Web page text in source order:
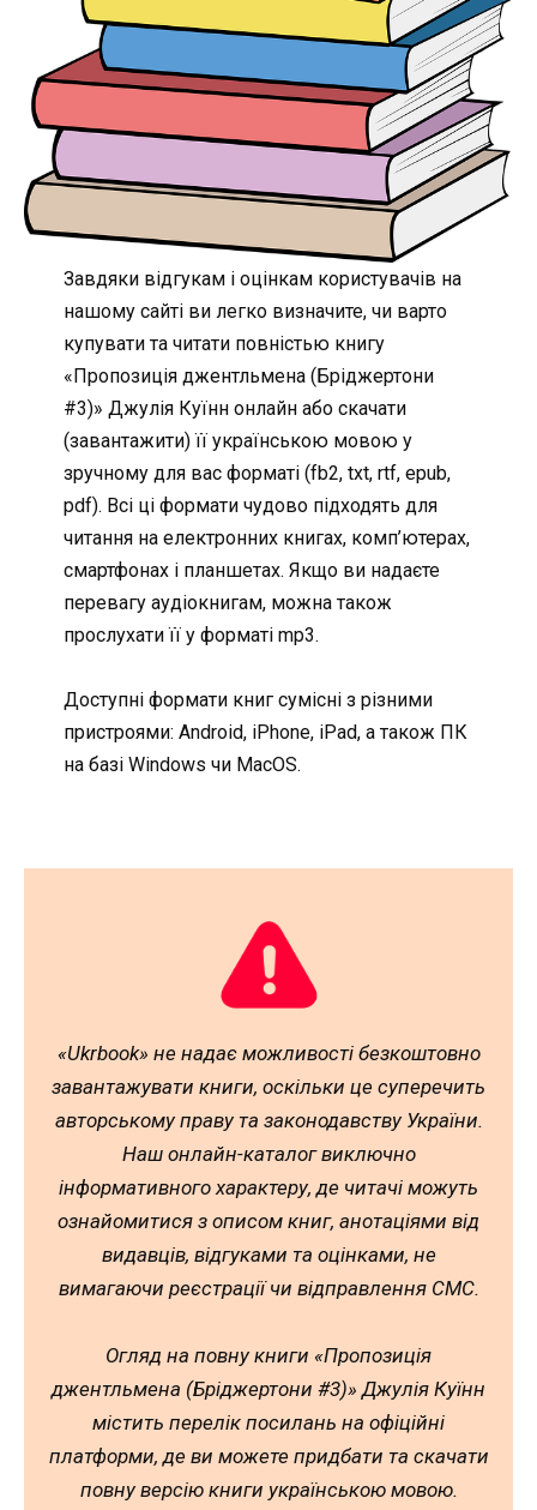
Завдяки відгукам і оцінкам користувачів на
нашому сайті ви легко визначите, чи варто
купувати та читати повністью книгу
«Пропозиція джентльмена (Бріджертони
#3)» Джулія Куїнн онлайн або скачати
(завантажити) її українською мовою у
зручному для вас форматі (fb2, txt, rtf, epub,
pdf). Всі ці формати чудово підходять для
читання на електронних книгах, комп’ютерах,
смартфонах і планшетах. Якщо ви надаєте
перевагу аудіокнигам, можна також
прослухати її у форматі mp3.
Доступні формати книг сумісні з різними
пристроями: Android, iPhone, iPad, а також ПК
на базі Windows чи MacOS.
«Ukrbook» не надає можливості безкоштовно
завантажувати книги, оскільки це суперечить
авторському праву та законодавству України.
Наш онлайн-каталог виключно
інформативного характеру, де читачі можуть
ознайомитися з описом книг, анотаціями від
видавців, відгуками та оцінками, не
вимагаючи реєстрації чи відправлення СМС.
Огляд на повну книги «Пропозиція
джентльмена (Бріджертони #3)» Джулія Куїнн
містить перелік посилань на офіційні
платформи, де ви можете придбати та скачати
повну версію книги українською мовою.